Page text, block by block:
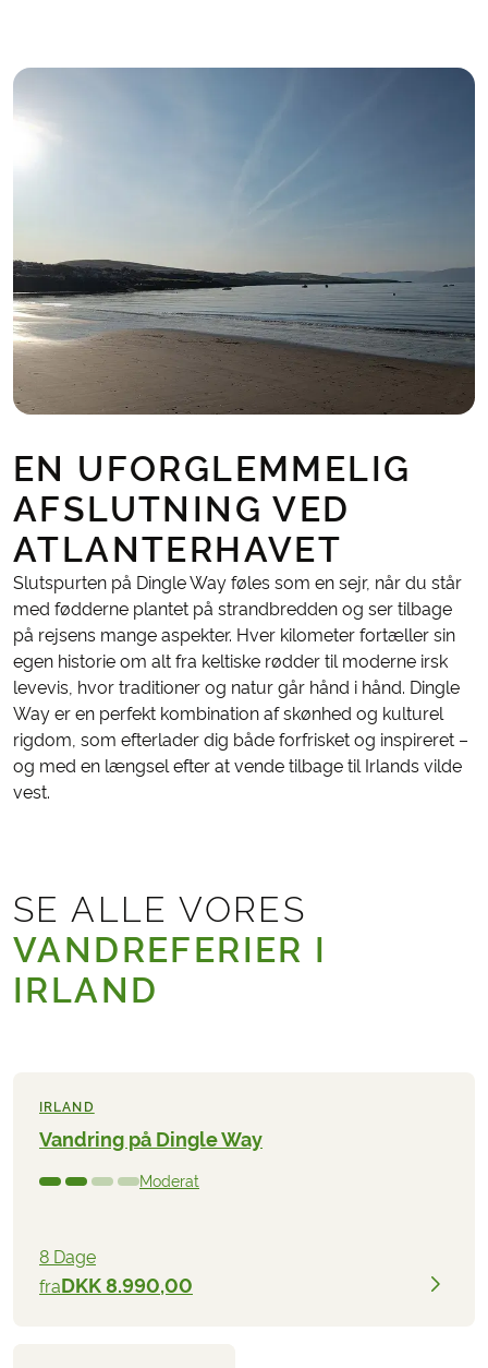
EN UFORGLEMMELIG
AFSLUTNING VED
ATLANTERHAVET
Slutspurten på Dingle Way føles som en sejr, når du står
med fødderne plantet på strandbredden og ser tilbage
på rejsens mange aspekter. Hver kilometer fortæller sin
egen historie om alt fra keltiske rødder til moderne irsk
levevis, hvor traditioner og natur går hånd i hånd. Dingle
Way er en perfekt kombination af skønhed og kulturel
rigdom, som efterlader dig både forfrisket og inspireret –
og med en længsel efter at vende tilbage til Irlands vilde
vest.
SE ALLE VORES
VANDREFERIER I
IRLAND
IRLAND
Vandring på Dingle Way
Moderat
8 Dage
fraDKK 8.990,00